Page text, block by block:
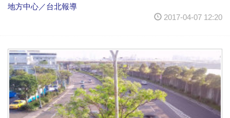
地方中心／台北報導
2017-04-07 12:20